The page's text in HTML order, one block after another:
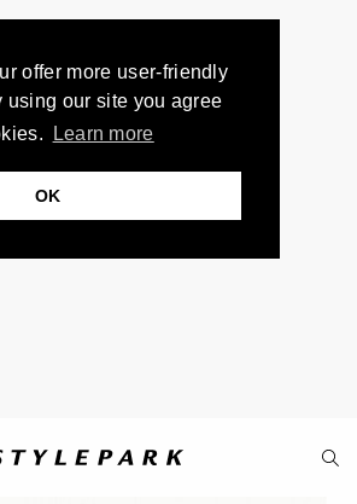
offer more user-friendly
using our site you agree
Learn more
OK